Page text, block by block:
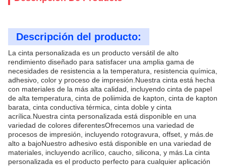
Descripción del producto:
La cinta personalizada es un producto versátil de alto
rendimiento diseñado para satisfacer una amplia gama de
necesidades de resistencia a la temperatura, resistencia química,
adhesivo, color y proceso de impresión.Nuestra cinta está hecha
con materiales de la más alta calidad, incluyendo cinta de papel
de alta temperatura, cinta de poliimida de kapton, cinta de kapton
barata, cinta conductiva térmica, cinta doble y cinta
acrílica.Nuestra cinta personalizada está disponible en una
variedad de colores diferentesOfrecemos una variedad de
procesos de impresión, incluyendo rotogravura, offset, y más.de
alto a bajoNuestro adhesivo está disponible en una variedad de
materiales, incluyendo acrílico, caucho, silicona, y más.La cinta
personalizada es el producto perfecto para cualquier aplicación